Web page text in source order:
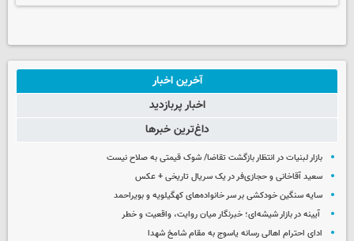
آخرین اخبار
اخبار پربازدید
داغ‌ترین خبرها
بازار لبنیات در انتظار بازگشت تقاضا/ شوک قیمتی به صلاح نیست
سعید آقاخانی و حجازی‌فر در یک سریال تاریخی + عکس
سایه سنگین خودکشی بر سر خانواده‌های کهگیلویه و بویراحمد
آیینه در بازار شیشه‌ای؛ خبرنگار میان روایت، واقعیت و خطر
ادای احترام اهالی رسانه یاسوج به مقام شامخ شهدا